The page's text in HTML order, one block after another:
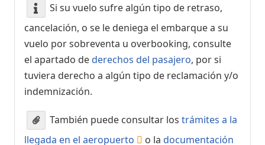
Si su vuelo sufre algún tipo de retraso,
cancelación, o se le deniega el embarque a su
vuelo por sobreventa u overbooking, consulte
el apartado dederechos del pasajero, por si
tuviera derecho a algún tipo de reclamación y/o
indemnización.
También puede consultar los trámites a la
llegada en el aeropuerto
o la documentación